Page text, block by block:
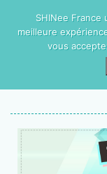
SHINee
meilleure
vous